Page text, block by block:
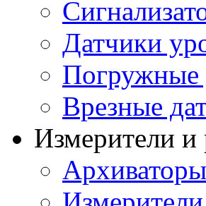
Датчики
Погружные
Врезные
Измерители и
Архиваторы